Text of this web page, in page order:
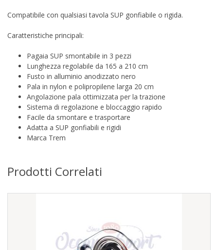
Compatibile con qualsiasi tavola SUP gonfiabile o rigida.
Caratteristiche principali:
Pagaia SUP smontabile in 3 pezzi
Lunghezza regolabile da 165 a 210 cm
Fusto in alluminio anodizzato nero
Pala in nylon e polipropilene larga 20 cm
Angolazione pala ottimizzata per la trazione
Sistema di regolazione e bloccaggio rapido
Facile da smontare e trasportare
Adatta a SUP gonfiabili e rigidi
Marca Trem
Prodotti Correlati